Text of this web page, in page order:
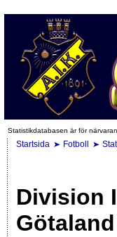
Statistikdatabasen är för
Startsida Fotboll
Division